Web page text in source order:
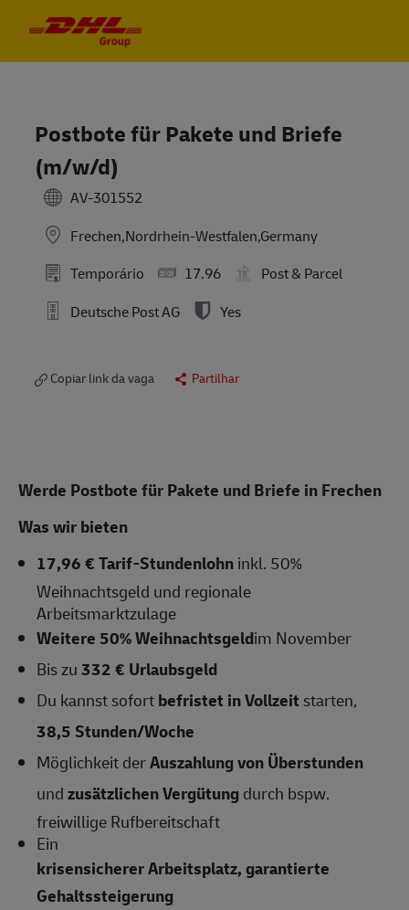
Postbote für Pakete und Briefe
(m/w/d)
AV-301552
Frechen,Nordrhein-Westfalen,Germany
Temporário
17.96
Post & Parcel
Deutsche Post AG
Yes
Copiar link da vaga Partilhar
Werde Postbote für Pakete und Briefe in Frechen
Was wir bieten
17,96 € Tarif-Stundenlohninkl. 50%
Weihnachtsgeld und regionale
Arbeitsmarktzulage
Weitere 50% Weihnachtsgeldim November
Bis zu332 € Urlaubsgeld
Du kannst sofortbefristet in Vollzeit starten,
38,5Stunden/Woche
Möglichkeit derAuszahlung von Überstunden
undzusätzlichen Vergütungdurch bspw.
freiwillige Rufbereitschaft
Ein
krisensicherer Arbeitsplatz, garantierte
Gehaltssteigerung